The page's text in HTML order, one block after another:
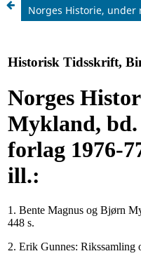
Norges Historie, under